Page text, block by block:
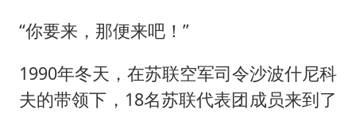
“你要来，那便来吧！”
1990年冬天，在苏联空军司令沙波什尼科
夫的带领下，18名苏联代表团成员来到了